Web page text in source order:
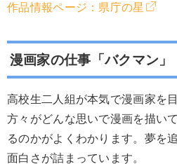
作品情報ページ：県庁の星
漫画家の仕事「バクマン」
高校生二人組が本気で漫画家を
方々がどんな思いで漫画を描い
るのかがよくわかります。夢を
面白さが詰まっています。